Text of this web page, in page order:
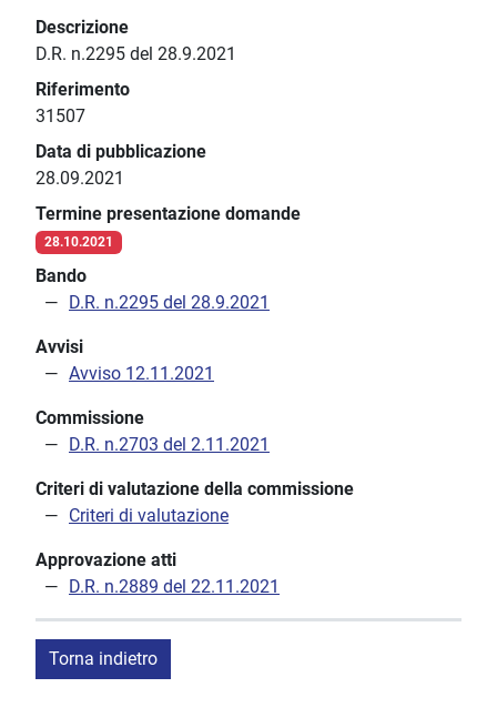
Descrizione
D.R. n.2295 del 28.9.2021
Riferimento
31507
Data di pubblicazione
28.09.2021
Termine presentazione domande
28.10.2021
Bando
D.R. n.2295 del 28.9.2021
Avvisi
Avviso 12.11.2021
Commissione
D.R. n.2703 del 2.11.2021
Criteri di valutazione della commissione
Criteri di valutazione
Approvazione atti
D.R. n.2889 del 22.11.2021
Torna indietro